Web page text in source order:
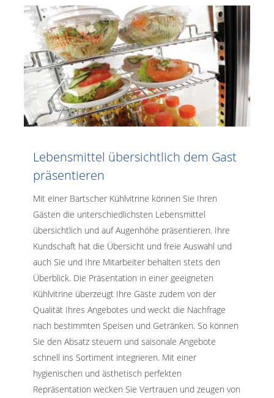
Lebensmittel übersichtlich dem Gast
präsentieren
Mit einer Bartscher Kühlvitrine können Sie Ihren
Gästen die unterschiedlichsten Lebensmittel
übersichtlich und auf Augenhöhe präsentieren. Ihre
Kundschaft hat die Übersicht und freie Auswahl und
auch Sie und Ihre Mitarbeiter behalten stets den
Überblick. Die Präsentation in einer geeigneten
Kühlvitrine überzeugt Ihre Gäste zudem von der
Qualität Ihres Angebotes und weckt die Nachfrage
nach bestimmten Speisen und Getränken. So können
Sie den Absatz steuern und saisonale Angebote
schnell ins Sortiment integrieren. Mit einer
hygienischen und ästhetisch perfekten
Repräsentation wecken Sie Vertrauen und zeugen von